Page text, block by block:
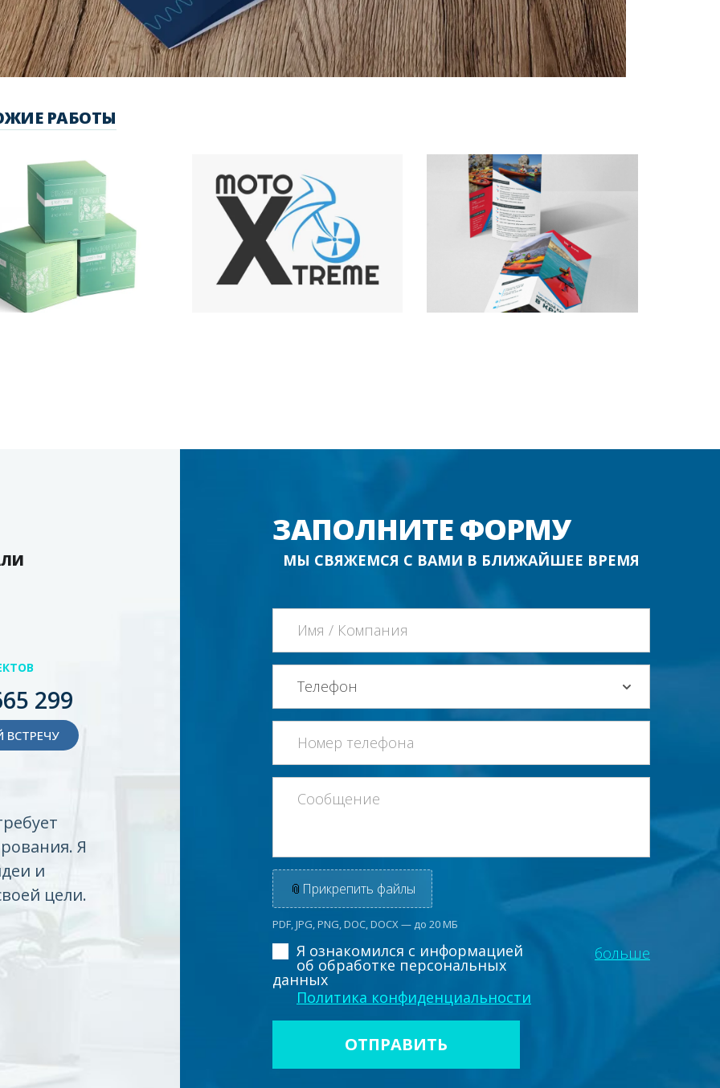
РАБОТЫ
299
ВСТРЕЧУ
Я
и
цели.
ЗАПОЛНИТЕ ФОРМУ
МЫ СВЯЖЕМСЯ С ВАМИ В БЛИЖАЙШЕЕ ВРЕМЯ
📎 Прикрепить файлы
PDF, JPG, PNG, DOC, DOCX — до 20 МБ
больше
Я ознакомился с информацией
об обработке персональных
данных
Политика конфиденциальности